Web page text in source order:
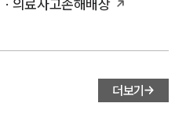
의료사고손해배상
더보기